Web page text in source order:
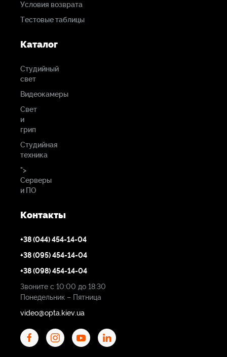
Условия возврата
Тестовые таблицы
Каталог
Студийный
свет
Видеокамеры
Свет
и
грип
Студийная
техника
">
Серверы
и ПО
Контакты
+38 (044) 454-14-04
+38 (095) 454-14-04
+38 (098) 454-14-04
Звоните с 10:00 до 18:30
Понедельник – Пятница
video@opta.kiev.ua